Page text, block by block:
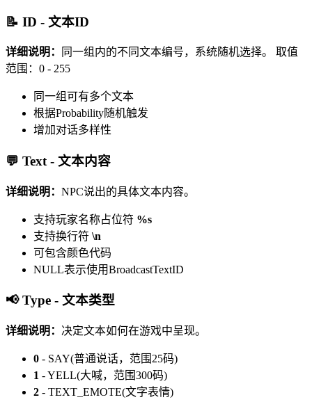
📝 ID - 文本ID
详细说明： 同一组内的不同文本编号，系统随机选择。 取值
范围：0 - 255
同一组可有多个文本
根据Probability随机触发
增加对话多样性
💬 Text - 文本内容
详细说明： NPC说出的具体文本内容。
支持玩家名称占位符 %s
支持换行符 \n
可包含颜色代码
NULL表示使用BroadcastTextID
📢 Type - 文本类型
详细说明： 决定文本如何在游戏中呈现。
0 - SAY(普通说话，范围25码)
1 - YELL(大喊，范围300码)
2 - TEXT_EMOTE(文字表情)